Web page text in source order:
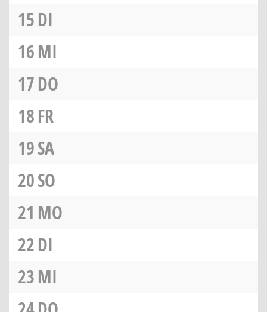
15DI
16MI
17DO
18FR
19SA
20SO
21 MO
22DI
23MI